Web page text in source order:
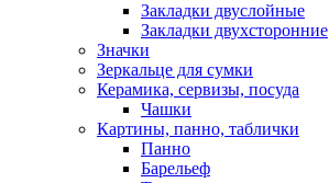
Закладки двуслойные
Закладки двухсторонние
Значки
Зеркальце для сумки
Керамика, сервизы, посуда
Чашки
Картины, панно, таблички
Панно
Барельеф